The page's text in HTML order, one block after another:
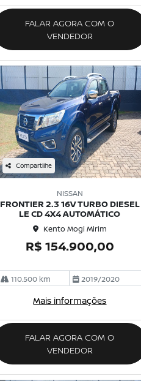
FALAR AGORA COM O
VENDEDOR
Compartilhe
NISSAN
FRONTIER 2.3 16V TURBO DIESEL
LE CD 4X4 AUTOMÁTICO
Kento Mogi Mirim
R$ 154.900,00
110.500 km 2019/2020
Mais informações
FALAR AGORA COM O
VENDEDOR